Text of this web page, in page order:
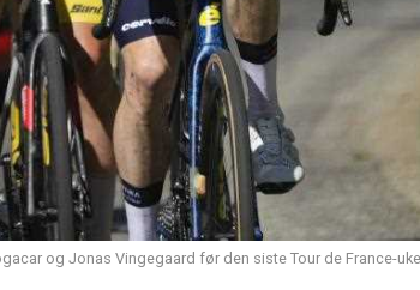
og Jonas Vingegaard før den siste Tour de France-